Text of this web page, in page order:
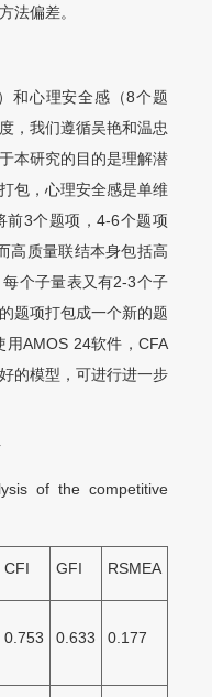
法偏差。
和心理安全感（8个题
，我们遵循吴艳和温忠
本研究的目的是理解潜
包，心理安全感是单维
前3个题项，4-6个题项
高质量联结本身包括高
个子量表又有2-3个子
题项打包成一个新的题
AMOS 24软件，CFA
的模型，可进行进一步
of the competitive
CFI GFI RSMEA
0.753 0.633 0.177